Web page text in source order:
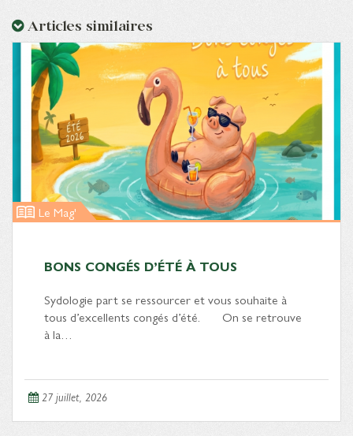
Articles similaires
Le Mag'
BONS CONGÉS D’ÉTÉ À TOUS
Sydologie part se ressourcer et vous souhaite à
tous d’excellents congés d’été. On se retrouve
à la…
27 juillet, 2026